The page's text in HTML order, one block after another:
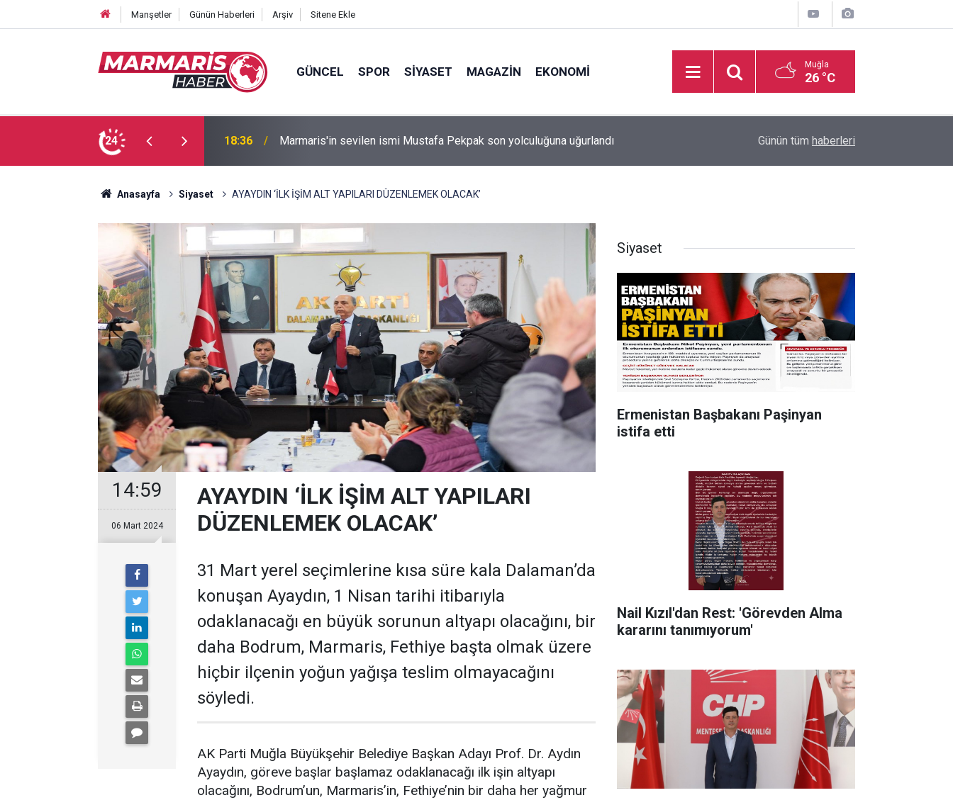
Manşetler Günün Haberleri Arşiv Sitene Ekle
GÜNCEL SPOR SIYASET MAGAZIN EKONOMI Muğla
26 °C
24
son yolculuğuna uğurlandı 16:35
Bakan Fidan: "Körfez'de devam eden savaş dikkatimizi Filistin meselesinden
ayırmadı"
Basketbol Süper Ligi’nde yeni sezonun fikstür
Günün tüm haberleri
Anasayfa Siyaset AYAYDIN ‘İLK İŞİM ALT YAPILARI DÜZENLEMEK OLACAK’
14:59
06 Mart 2024
AYAYDIN ‘İLK İŞİM ALT YAPILARI
DÜZENLEMEK OLACAK’
31 Mart yerel seçimlerine kısa süre kala Dalaman’da
konuşan Ayaydın, 1 Nisan tarihi itibarıyla
odaklanacağı en büyük sorunun altyapı olacağını, bir
daha Bodrum, Marmaris, Fethiye başta olmak üzere
hiçbir ilçenin yoğun yağışa teslim olmayacağını
söyledi.
AK Parti Muğla Büyükşehir Belediye Başkan Adayı Prof. Dr. Aydın
Ayaydın, göreve başlar başlamaz odaklanacağı ilk işin altyapı
olacağını, Bodrum’un, Marmaris’in, Fethiye’nin bir daha her yağmur
Siyaset
Ermenistan Başbakanı Paşinyan
istifa etti
Nail Kızıl'dan Rest: 'Görevden Alma
kararını tanımıyorum'